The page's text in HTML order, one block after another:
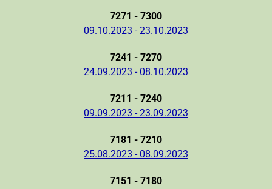
7271 - 7300
09.10.2023 - 23.10.2023
7241 - 7270
24.09.2023 - 08.10.2023
7211 - 7240
09.09.2023 - 23.09.2023
7181 - 7210
25.08.2023 - 08.09.2023
7151 - 7180